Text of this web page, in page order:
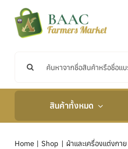
content
สินค้าทั้งหมด
Home Shop
ผ้าและเครื่องแต่งกาย